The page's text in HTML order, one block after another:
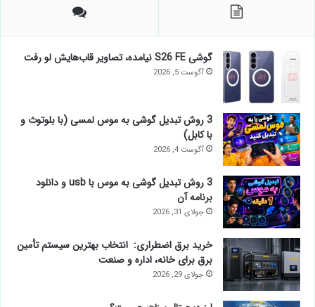
گوشی S26 FE نیامده، تصاویر قاب‌هایش لو رفت
آگوست 5, 2026
3 روش تبدیل گوشی به موس لمسی (با بلوتوث و
با کابل)
آگوست 4, 2026
3 روش تبدیل گوشی به موس با usb و دانلود
برنامه آن
جولای 31, 2026
خرید برق اضطراری: انتخاب بهترین سیستم تأمین
برق برای خانه، اداره و صنعت
جولای 29, 2026